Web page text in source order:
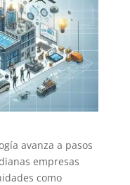
avanza a pasos
empresas
como